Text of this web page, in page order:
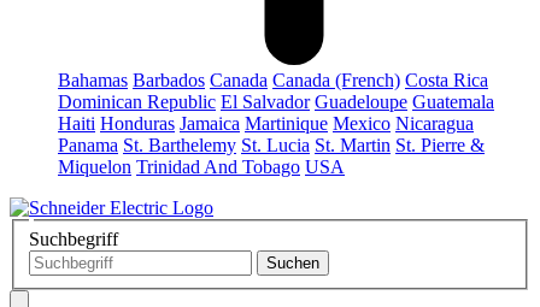
Bahamas Barbados Canada Canada (French) Costa Rica
Dominican Republic El Salvador Guadeloupe Guatemala
Haiti Honduras Jamaica Martinique Mexico Nicaragua
Panama St. Barthelemy St. Lucia St. Martin St. Pierre &
Miquelon Trinidad And Tobago USA
Suchbegriff